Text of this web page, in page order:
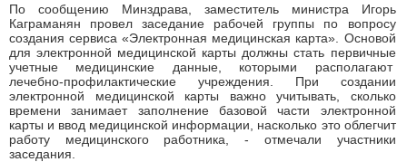
По сообщению Минздрава, заместитель министра Игорь
Каграманян провел заседание рабочей группы по вопросу
создания сервиса «Электронная медицинская карта». Основой
для электронной медицинской карты должны стать первичные
учетные медицинские данные, которыми располагают
лечебно-профилактические учреждения. При создании
электронной медицинской карты важно учитывать, сколько
времени занимает заполнение базовой части электронной
карты и ввод медицинской информации, насколько это облегчит
работу медицинского работника, - отмечали участники
заседания.